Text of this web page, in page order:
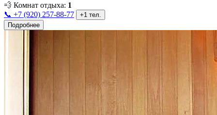
💨 Комнат отдыха: 1
📞 +7 (920) 257-88-77
+1 тел.
Подробнее